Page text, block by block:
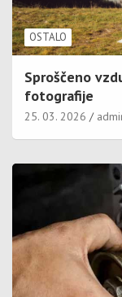
OSTALO
Sproščeno
fotografije
25. 03. 2026